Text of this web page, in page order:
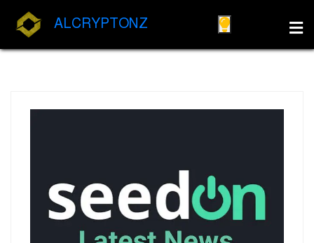
ALCRYPTONZ